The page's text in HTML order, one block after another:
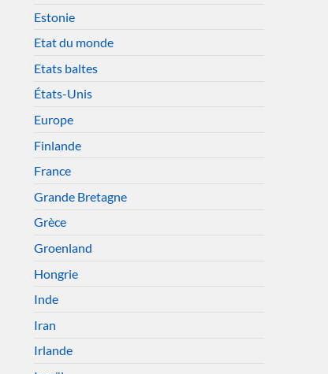
Estonie
Etat du monde
Etats baltes
États-Unis
Europe
Finlande
France
Grande Bretagne
Grèce
Groenland
Hongrie
Inde
Iran
Irlande